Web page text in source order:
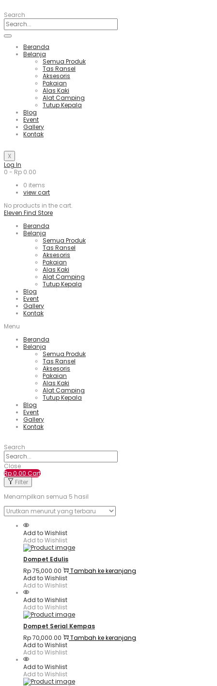
Search
Beranda
Belanja
Semua Produk
Tas Ransel
Aksesoris
Pakaian
Alas Kaki
Alat Camping
Tutup Kepala
Blog
Event
Gallery
Kontak
X
Log In
0 - Rp 0.00
0 items
view cart
No products in the cart.
Eleven Find Store
Beranda
Belanja
Semua Produk
Tas Ransel
Aksesoris
Pakaian
Alas Kaki
Alat Camping
Tutup Kepala
Blog
Event
Gallery
Kontak
Menu
Beranda
Belanja
Semua Produk
Tas Ransel
Aksesoris
Pakaian
Alas Kaki
Alat Camping
Tutup Kepala
Blog
Event
Gallery
Kontak
Search
Close
Rp0.00 Cart
Filter
Menampilkan semua 5 hasil
Add to Wishlist
Add to Wishlist
Dompet Edulis
Rp75,000.00
Tambah ke keranjang
Add to Wishlist
Add to Wishlist
Add to Wishlist
Add to Wishlist
Dompet Serial Kempas
Rp70,000.00
Tambah ke keranjang
Add to Wishlist
Add to Wishlist
Add to Wishlist
Add to Wishlist